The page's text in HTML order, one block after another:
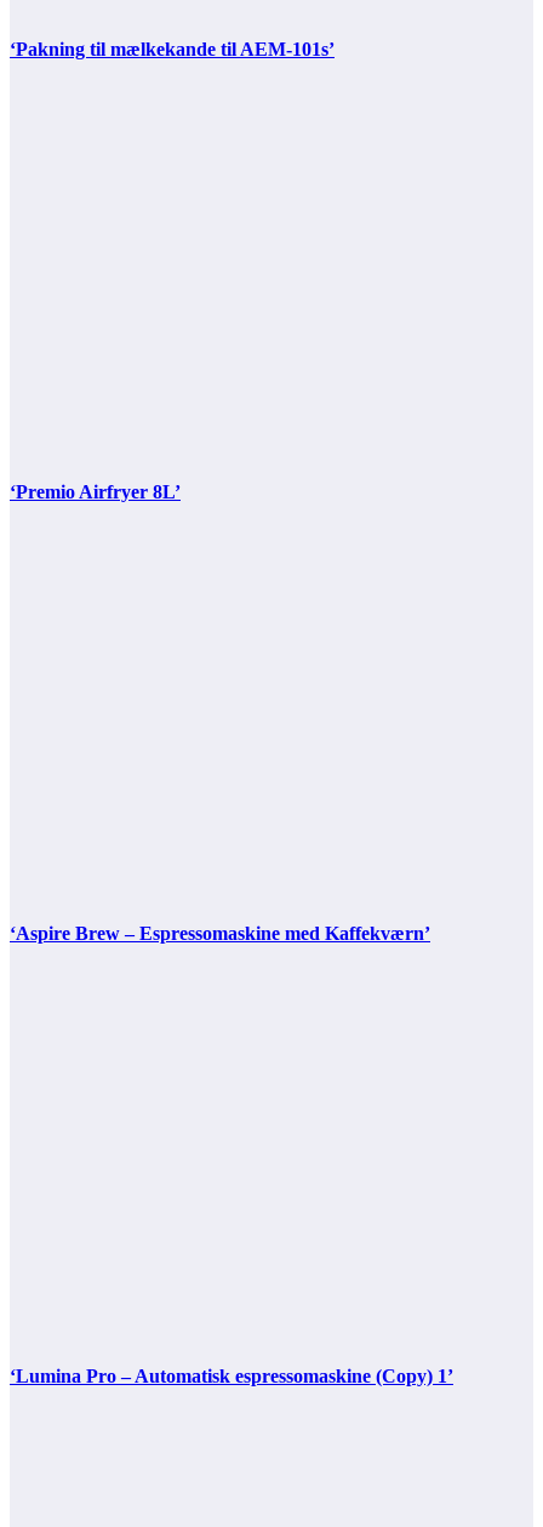
‘Pakning til mælkekande til AEM-101s’
‘Premio Airfryer 8L’
‘Aspire Brew – Espressomaskine med Kaffekværn’
‘Lumina Pro – Automatisk espressomaskine (Copy) 1’